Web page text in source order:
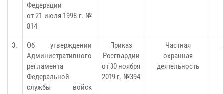
Федерации
от 21 июля 1998 г. №
814
3.
Об утверждении
Административного
регламента
Федеральной
службы войск
Приказ
Росгвардии
от 30 ноября
2019 г. №394
Частная
охранная
деятельность